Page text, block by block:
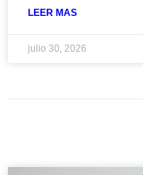
LEER MAS
julio 30, 2026